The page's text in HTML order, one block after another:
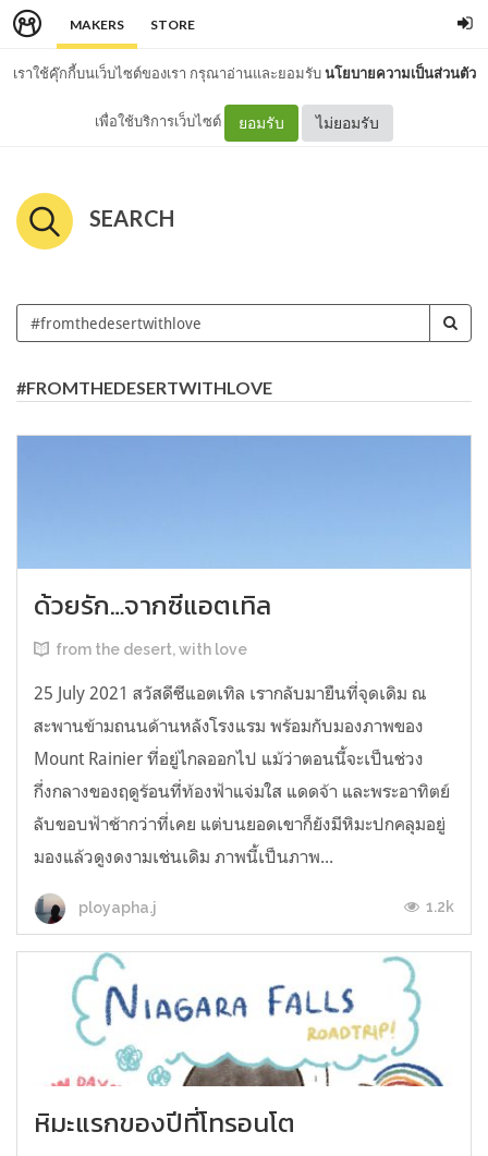
MAKERS STORE
เราใช้คุ๊กกี้บนเว็บไซต์ของเรา กรุณาอ่านและยอมรับนโยบายความเป็นส่วนตัว
เพื่อใช้บริการเว็บไซต์ ยอมรับ ไม่ยอมรับ
SEARCH
#FROMTHEDESERTWITHLOVE
ด้วยรัก…จากซีแอตเทิล
from the desert, with love
25 July 2021 สวัสดีซีแอตเทิล เรากลับมายืนที่จุดเดิม ณ
สะพานข้ามถนนด้านหลังโรงแรม พร้อมกับมองภาพของ
Mount Rainier ที่อยู่ไกลออกไป แม้ว่าตอนนี้จะเป็นช่วง
กึ่งกลางของฤดูร้อนที่ท้องฟ้าแจ่มใส แดดจ้า และพระอาทิตย์
ลับขอบฟ้าช้ากว่าที่เคย แต่บนยอดเขาก็ยังมีหิมะปกคลุมอยู่
มองแล้วดูงดงามเช่นเดิม ภาพนี้เป็นภาพ...
ployapha.j 1.2k
หิมะแรกของปีที่โทรอนโต